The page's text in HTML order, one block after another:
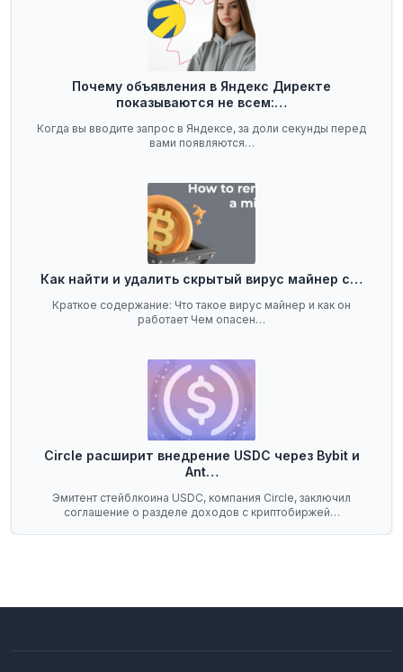
Почему объявления в Яндекс Директе
показываются не всем:…
Когда вы вводите запрос в Яндексе, за доли секунды перед
вами появляются…
Как найти и удалить скрытый вирус майнер с…
Краткое содержание: Что такое вирус майнер и как он
работает Чем опасен…
Circle расширит внедрение USDC через Bybit и
Ant…
Эмитент стейблкоина USDC, компания Circle, заключил
соглашение о разделе доходов с криптобиржей…